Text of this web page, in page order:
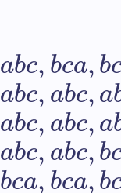
abc,bca,b
abc,abc,a
abc,abc,a
abc,abc,b
bca,bca,b